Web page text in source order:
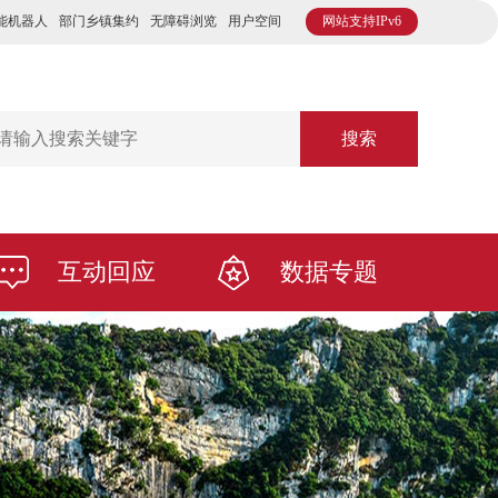
网站支持IPv6
机器人 部门乡镇集约 无障碍浏览 用户空间
搜索
互动回应 数据专题